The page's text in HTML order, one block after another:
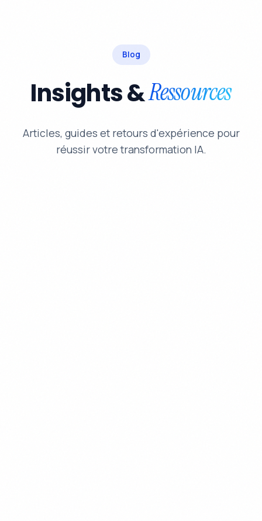
Blog
Insights &Ressources
Articles, guides et retours d'expérience pour
réussir votre transformation IA.